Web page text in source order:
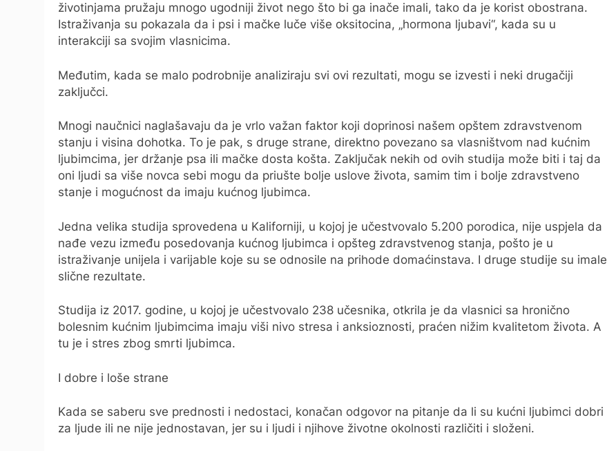
životinjama pružaju mnogo ugodniji život nego što bi ga inače imali, tako da je korist obostrana.
Istraživanja su pokazala da i psi i mačke luče više oksitocina, „hormona ljubavi“, kada su u
interakciji sa svojim vlasnicima.
Međutim, kada se malo podrobnije analiziraju svi ovi rezultati, mogu se izvesti i neki drugačiji
zaključci.
Mnogi naučnici naglašavaju da je vrlo važan faktor koji doprinosi našem opštem zdravstvenom
stanju i visina dohotka. To je pak, s druge strane, direktno povezano sa vlasništvom nad kućnim
ljubimcima, jer držanje psa ili mačke dosta košta. Zaključak nekih od ovih studija može biti i taj da
oni ljudi sa više novca sebi mogu da priušte bolje uslove života, samim tim i bolje zdravstveno
stanje i mogućnost da imaju kućnog ljubimca.
Jedna velika studija sprovedena u Kaliforniji, u kojoj je učestvovalo 5.200 porodica, nije uspjela da
nađe vezu između posedovanja kućnog ljubimca i opšteg zdravstvenog stanja, pošto je u
istraživanje unijela i varijable koje su se odnosile na prihode domaćinstava. I druge studije su imale
slične rezultate.
Studija iz 2017. godine, u kojoj je učestvovalo 238 učesnika, otkrila je da vlasnici sa hronično
bolesnim kućnim ljubimcima imaju viši nivo stresa i anksioznosti, praćen nižim kvalitetom života. A
tu je i stres zbog smrti ljubimca.
I dobre i loše strane
Kada se saberu sve prednosti i nedostaci, konačan odgovor na pitanje da li su kućni ljubimci dobri
za ljude ili ne nije jednostavan, jer su i ljudi i njihove životne okolnosti različiti i složeni.